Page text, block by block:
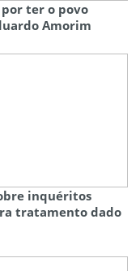
ter o povo
Amorim
inquéritos
tratamento dado